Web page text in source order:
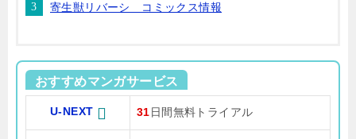
寄生獣リバーシ コミックス情報
おすすめマンガサービス
U-NEXT 31 日間無料トライアル